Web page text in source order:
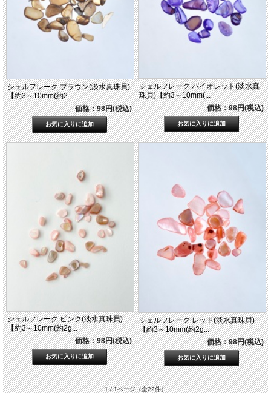
シェルフレーク ブラウン(淡水真珠貝)
【約3～10mm(約2...
価格：98円(税込)
シェルフレーク バイオレット(淡水真
珠貝)【約3～10mm(...
価格：98円(税込)
シェルフレーク ピンク(淡水真珠貝)
【約3～10mm(約2g...
価格：98円(税込)
シェルフレーク レッド(淡水真珠貝)
【約3～10mm(約2g...
価格：98円(税込)
1 / 1ページ（全22件）